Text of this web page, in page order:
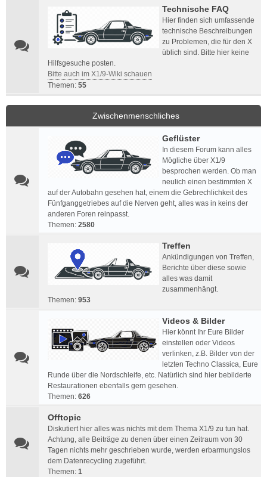
Technische FAQ
Hier finden sich umfassende
technische Beschreibungen
zu Problemen, die für den X
üblich sind. Bitte hier keine
Hilfsgesuche posten.
Bitte auch im X1/9-Wiki schauen
Themen: 55
Zwischenmenschliches
Geflüster
In diesem Forum kann alles
Mögliche über X1/9
besprochen werden. Ob man
neulich einen bestimmten X
auf der Autobahn gesehen hat, einem die Gebrechlichkeit des
Fünfganggetriebes auf die Nerven geht, alles was in keins der
anderen Foren reinpasst.
Themen: 2580
Treffen
Ankündigungen von Treffen,
Berichte über diese sowie
alles was damit
zusammenhängt.
Themen: 953
Videos & Bilder
Hier könnt Ihr Eure Bilder
einstellen oder Videos
verlinken, z.B. Bilder von der
letzten Techno Classica, Eure
Runde über die Nordschleife, etc. Natürlich sind hier bebilderte
Restaurationen ebenfalls gern gesehen.
Themen: 626
Offtopic
Diskutiert hier alles was nichts mit dem Thema X1/9 zu tun hat.
Achtung, alle Beiträge zu denen über einen Zeitraum von 30
Tagen nichts mehr geschrieben wurde, werden erbarmungslos
dem Datenrecycling zugeführt.
Themen: 1